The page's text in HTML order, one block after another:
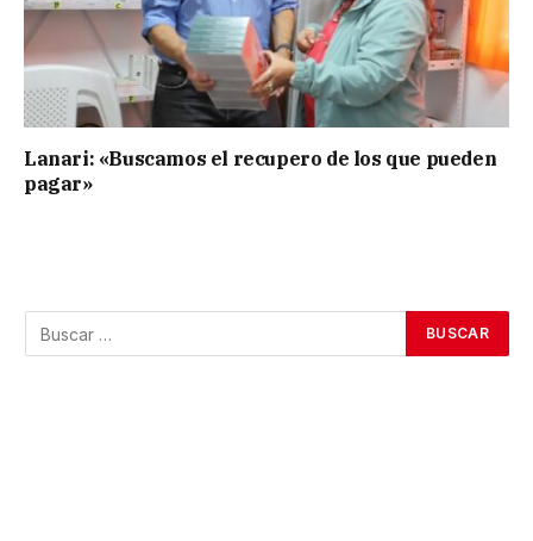
Lanari: «Buscamos el recupero de los que pueden
pagar»